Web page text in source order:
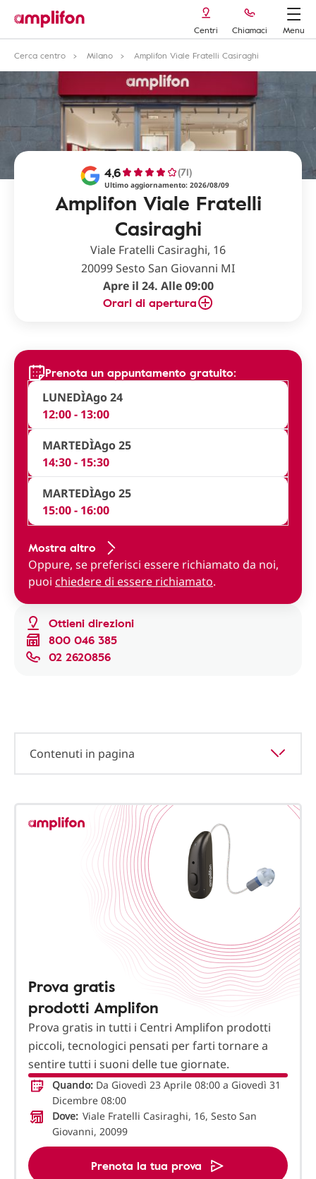
Centri Chiamaci
Menu
Cerca centro
Milano Amplifon Viale Fratelli Casiraghi
Amplifon Viale Fratelli
Casiraghi
4,6 (71)
Ultimo aggiornamento: 2026/08/09
Viale Fratelli Casiraghi, 16
20099 Sesto San Giovanni MI
Apre il 24. Alle 09:00
Orari di apertura
Ottieni direzioni
800 046 385
02 2620856
Prenota un appuntamento gratuito:
LUNEDÌAgo 24
12:00 - 13:00
MARTEDÌAgo 25
14:30 - 15:30
MARTEDÌAgo 25
15:00 - 16:00
Mostra altro
Oppure, se preferisci essere richiamato da noi,
puoi chiedere di essere richiamato.
Contenuti in pagina
Prova gratis
prodotti Amplifon
Prova gratis in tutti i Centri Amplifon prodotti
piccoli, tecnologici pensati per farti tornare a
sentire tutti i suoni delle tue giornate.
Quando: Da Giovedì 23 Aprile 08:00 a Giovedì 31
Dicembre 08:00
Dove: Viale Fratelli Casiraghi, 16, Sesto San
Giovanni, 20099
Prenota la tua prova